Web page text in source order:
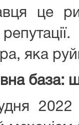
це
яка
база:
2022